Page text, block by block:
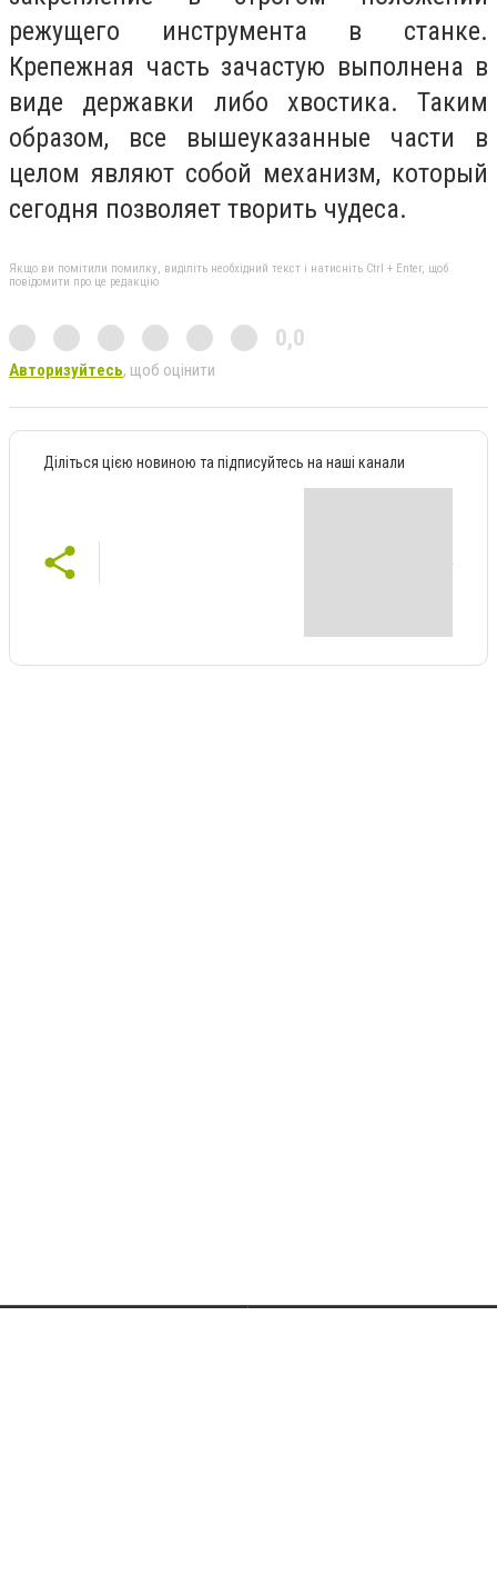
режущего инструмента в станке.
Крепежная часть зачастую выполнена в
виде державки либо хвостика. Таким
образом, все вышеуказанные части в
целом являют собой механизм, который
сегодня позволяет творить чудеса.
Якщо ви помітили помилку, виділіть необхідний текст і натисніть Ctrl + Enter, щоб
повідомити про це редакцію
0,0
Авторизуйтесь, щоб оцінити
Діліться цією новиною та підписуйтесь на наші канали